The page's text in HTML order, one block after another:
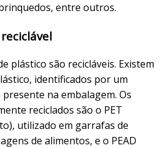
entre outros.
plástico são recicláveis. Existem
identificados por um
na embalagem. Os
reciclados são o PET
utilizado em garrafas de
de alimentos, e o PEAD